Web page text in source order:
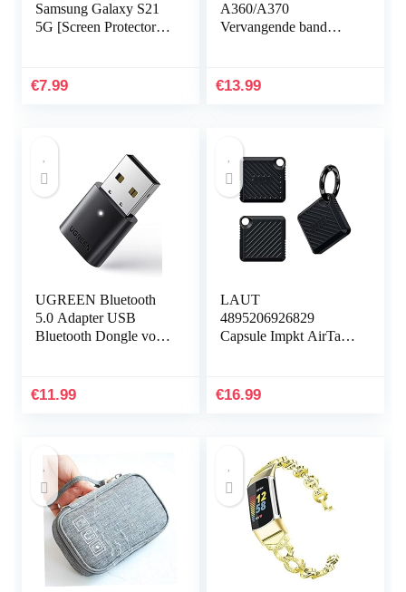
Samsung Galaxy S21
5G [Screen Protector]
Proof
€7.99
A360/A370
Vervangende band
Vervangende band
€13.99
UGREEN Bluetooth
5.0 Adapter USB
Bluetooth Dongle voor
Compatibel met
€11.99
LAUT
4895206926829
Capsule Impkt AirTags
€16.99